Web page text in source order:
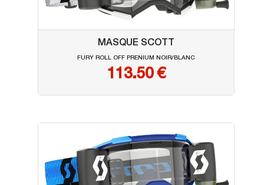
MASQUE SCOTT
FURY ROLL OFF PRENIUM NOIR/BLANC
113.50€